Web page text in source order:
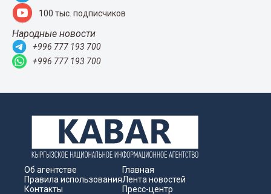
100 тыс. подписчиков
Народные новости
+996 777 193 700
+996 777 193 700
Об агентстве
Правила использования
Контакты
Главная
Лента новостей
Пресс-центр